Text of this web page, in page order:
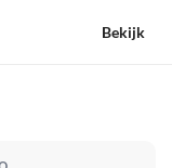
Bekijk